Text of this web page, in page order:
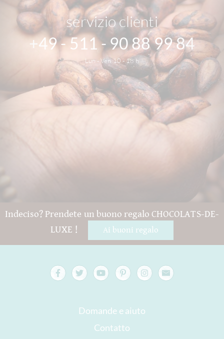
servizio clienti
+49 - 511 - 90 88 99 84
Lun - Ven 10 - 18 h
Indeciso? Prendete un buono regalo CHOCOLATS-DE-
LUXE !
Ai buoni regalo
Domande e aiuto
Contatto